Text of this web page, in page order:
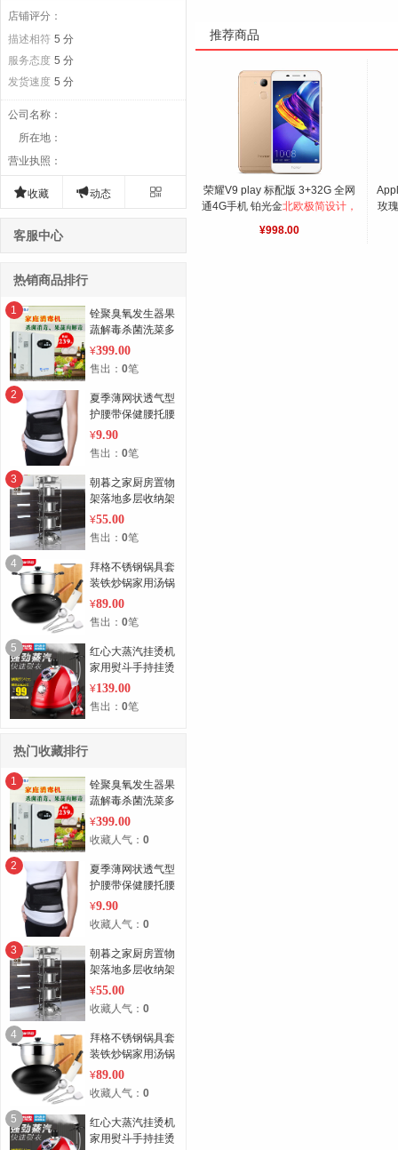
推荐商品
荣耀V9 play 标配版 3+32G 全网
通4G手机 铂光金北欧极简设计，
¥998.00
玫
店铺评分：
描述相符 5 分
服务态度 5 分
发货速度 5 分
公司名称 ：
所在地 ：
营业执照 ：
收藏 动态 
客服中心
热销商品排行
1
铨聚臭氧发生器果
蔬解毒杀菌洗菜多
功能负离子活氧净
化消毒机家用
¥399.00
售出： 0笔
2
夏季薄网状透气型
护腰带保健腰托腰
围带钢板家用
¥9.90
售出： 0笔
3
朝暮之家厨房置物
架落地多层收纳架
放锅架子厨具用品
转角架 锅架
¥55.00
售出： 0笔
4
拜格不锈钢锅具套
装铁炒锅家用汤锅
全套厨房厨具组合
¥89.00
售出： 0笔
5
红心大蒸汽挂烫机
家用熨斗手持挂烫
机烫衣服熨烫机电
熨斗正品包邮
¥139.00
售出： 0笔
热门收藏排行
1
铨聚臭氧发生器果
蔬解毒杀菌洗菜多
功能负离子活氧净
化消毒机家用
¥399.00
收藏人气： 0
2
夏季薄网状透气型
护腰带保健腰托腰
围带钢板家用
¥9.90
收藏人气： 0
3
朝暮之家厨房置物
架落地多层收纳架
放锅架子厨具用品
转角架 锅架
¥55.00
收藏人气： 0
4
拜格不锈钢锅具套
装铁炒锅家用汤锅
全套厨房厨具组合
¥89.00
收藏人气： 0
5
红心大蒸汽挂烫机
家用熨斗手持挂烫